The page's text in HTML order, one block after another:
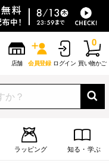
店舗 会員登録 ログイン 買い物かご
0
ラッピング 知る・学ぶ